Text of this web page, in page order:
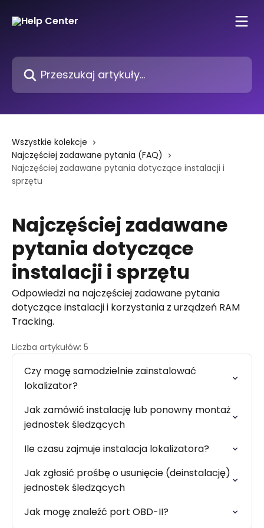
Przeszukaj artykuły...
Wszystkie kolekcje
Najczęściej zadawane pytania (FAQ)
Najczęściej zadawane pytania dotyczące instalacji i
sprzętu
Najczęściej zadawane
pytania dotyczące
instalacji i sprzętu
Odpowiedzi na najczęściej zadawane pytania
dotyczące instalacji i korzystania z urządzeń RAM
Tracking.
Liczba artykułów: 5
Czy mogę samodzielnie zainstalować
lokalizator?
Jak zamówić instalację lub ponowny montaż
jednostek śledzących
Ile czasu zajmuje instalacja lokalizatora?
Jak zgłosić prośbę o usunięcie (deinstalację)
jednostek śledzących
Jak mogę znaleźć port OBD-II?